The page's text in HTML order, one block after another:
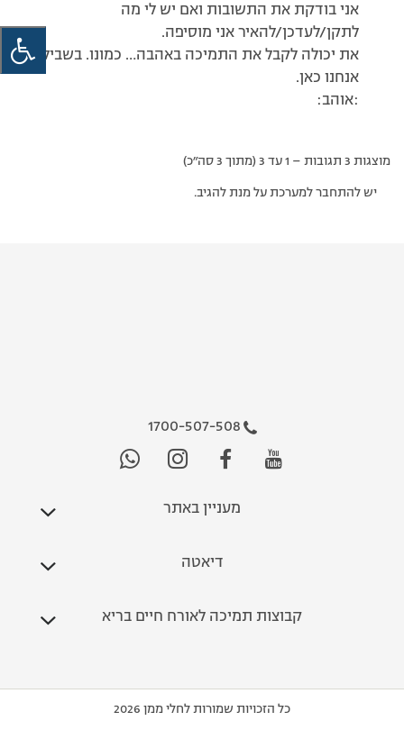
אני בודקת את התשובות ואם יש לי מה
לתקן/לעדכן/להאיר אני מוסיפה.
את יכולה לקבל את התמיכה באהבה… כמונו. בשביל זה
אנחנו כאן.
:אוהב:
מוצגות 3 תגובות – 1 עד 3 (מתוך 3 סה״כ)
יש להתחבר למערכת על מנת להגיב.
1700-507-508
מעניין באתר
דיאטה
קבוצות תמיכה לאורח חיים בריא
כל הזכויות שמורות לחלי ממן 2026